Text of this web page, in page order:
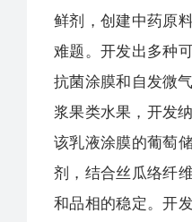
鲜剂，创建中药原
难题。开发出多种
抗菌涂膜和自发微
浆果类水果，开发
该乳液涂膜的葡萄
剂，结合丝瓜络纤
和品相的稳定。开